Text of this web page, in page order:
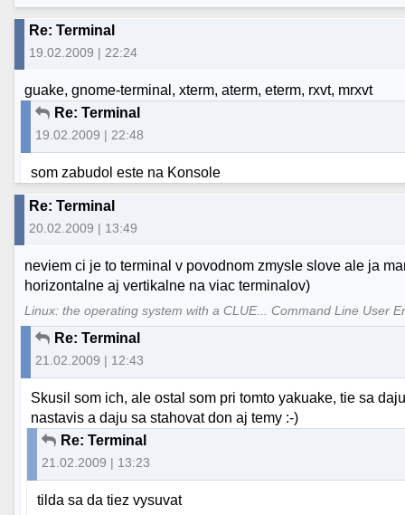
Re: Terminal
19.02.2009 | 22:24
guake, gnome-terminal, xterm, aterm, eterm, rxvt, mrxvt
Re: Terminal
19.02.2009 | 22:48
som zabudol este na Konsole
Re: Terminal
20.02.2009 | 13:49
neviem ci je to terminal v povodnom zmysle slove ale ja
horizontalne aj vertikalne na viac terminalov)
Linux: the operating system with a CLUE... Command Line User
Re: Terminal
21.02.2009 | 12:43
Skusil som ich, ale ostal som pri tomto yakuake, tie sa
nastavis a daju sa stahovat don aj temy :-)
Re: Terminal
21.02.2009 | 13:23
tilda sa da tiez vysuvat